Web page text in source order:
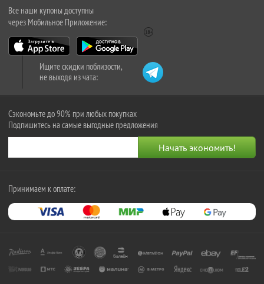
Все наши купоны доступны
через Мобильное Приложение:
Ищите скидки поблизости,
не выходя из чата:
Сэкономьте до 90% при любых покупках
Подпишитесь на самые выгодные предложения
Принимаем к оплате: